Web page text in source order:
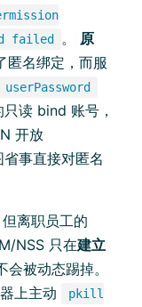
failed 。 原
匿名绑定，而服
userPassword
只读 bind 账号，
开放
省事直接对匿名
离职员工的
NSS 只在建立
被动态踢掉。
上主动
pkill